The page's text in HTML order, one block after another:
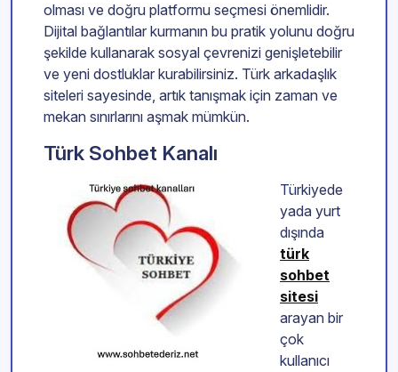
olması ve doğru platformu seçmesi önemlidir.
Dijital bağlantılar kurmanın bu pratik yolunu doğru
şekilde kullanarak sosyal çevrenizi genişletebilir
ve yeni dostluklar kurabilirsiniz. Türk arkadaşlık
siteleri sayesinde, artık tanışmak için zaman ve
mekan sınırlarını aşmak mümkün.
Türk Sohbet Kanalı
Türkiyede
yada yurt
dışında
türk
sohbet
sitesi
arayan bir
çok
kullanıcı